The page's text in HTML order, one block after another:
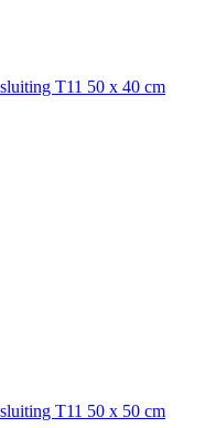
T11 50 x 40 cm
T11 50 x 50 cm